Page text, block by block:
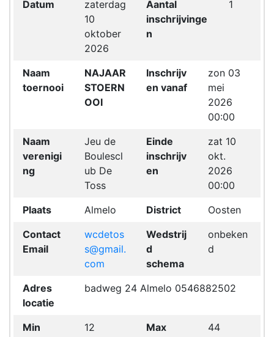
Datum
zaterdag
10
oktober
2026
Aantal
inschrijvinge
n
1
Naam
toernooi
NAJAAR
STOERN
OOI
Inschrijv
en vanaf
zon 03
mei
2026
00:00
Naam
verenigi
ng
Jeu de
Boulescl
ub De
Toss
Einde
inschrijv
en
zat 10
okt.
2026
00:00
Plaats
Almelo District
Oosten
Contact
Email
wcdetos
s@gmail.
com
Wedstrij
d
schema
onbeken
d
Adres
locatie
badweg 24 Almelo 0546882502
Min
12
Max
44